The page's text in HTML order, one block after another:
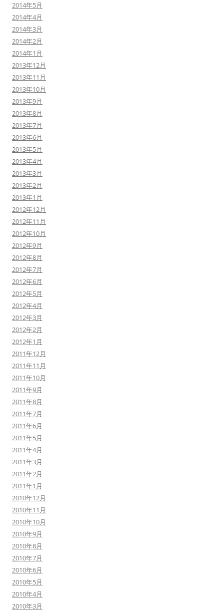
2014年5月
2014年4月
2014年3月
2014年2月
2014年1月
2013年12月
2013年11月
2013年10月
2013年9月
2013年8月
2013年7月
2013年6月
2013年5月
2013年4月
2013年3月
2013年2月
2013年1月
2012年12月
2012年11月
2012年10月
2012年9月
2012年8月
2012年7月
2012年6月
2012年5月
2012年4月
2012年3月
2012年2月
2012年1月
2011年12月
2011年11月
2011年10月
2011年9月
2011年8月
2011年7月
2011年6月
2011年5月
2011年4月
2011年3月
2011年2月
2011年1月
2010年12月
2010年11月
2010年10月
2010年9月
2010年8月
2010年7月
2010年6月
2010年5月
2010年4月
2010年3月